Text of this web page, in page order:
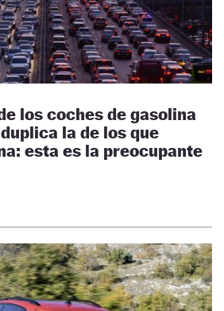
los coches de gasolina
la de los que
esta es la preocupante